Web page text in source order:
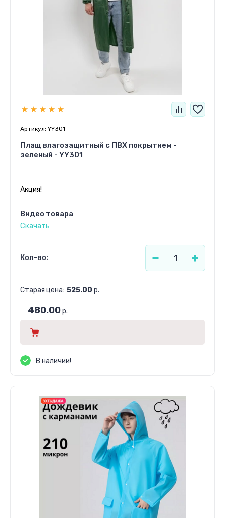
Артикул: YY301
Плащ влагозащитный c ПВХ покрытием -
зеленый - YY301
Акция!
Видео товара
Скачать
Кол-во:
Старая цена: 525.00 р.
480.00р.
В наличии!